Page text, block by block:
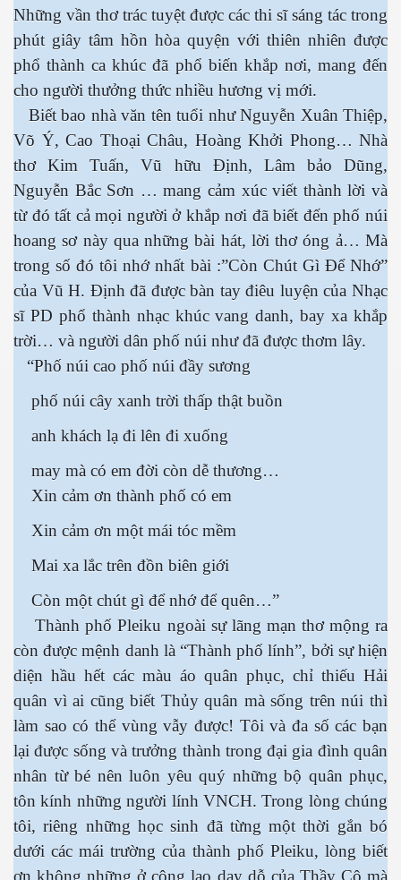
Những vần thơ trác tuyệt được các thi sĩ sáng tác trong
phút giây tâm hồn hòa quyện với thiên nhiên được
phổ thành ca khúc đã phổ biến khắp nơi, mang đến
cho người thưởng thức nhiều hương vị mới.
Biết bao nhà văn tên tuổi như Nguyễn Xuân Thiệp,
Võ Ý, Cao Thoại Châu, Hoàng Khởi Phong… Nhà
thơ Kim Tuấn, Vũ hữu Định, Lâm bảo Dũng,
Nguyễn Bắc Sơn … mang cảm xúc viết thành lời và
từ đó tất cả mọi người ở khắp nơi đã biết đến phố núi
hoang sơ này qua những bài hát, lời thơ óng ả… Mà
trong số đó tôi nhớ nhất bài :”Còn Chút Gì Để Nhớ”
của Vũ H. Định đã được bàn tay điêu luyện của Nhạc
sĩ PD phổ thành nhạc khúc vang danh, bay xa khắp
trời… và người dân phố núi như đã được thơm lây.
“Phố núi cao phố núi đầy sương
phố núi cây xanh trời thấp thật buồn
anh khách lạ đi lên đi xuống
may mà có em đời còn dễ thương…
Xin cảm ơn thành phố có em
Xin cảm ơn một mái tóc mềm
Mai xa lắc trên đồn biên giới
Còn một chút gì để nhớ để quên…”
Thành phố Pleiku ngoài sự lãng mạn thơ mộng ra
còn được mệnh danh là “Thành phố lính”, bởi sự hiện
diện hầu hết các màu áo quân phục, chỉ thiếu Hải
quân vì ai cũng biết Thủy quân mà sống trên núi thì
làm sao có thể vùng vẫy được! Tôi và đa số các bạn
lại được sống và trưởng thành trong đại gia đình quân
nhân từ bé nên luôn yêu quý những bộ quân phục,
tôn kính những người lính VNCH. Trong lòng chúng
tôi, riêng những học sinh đã từng một thời gắn bó
dưới các mái trường của thành phố Pleiku, lòng biết
ơn không những ở công lao dạy dỗ của Thầy Cô mà
Trí